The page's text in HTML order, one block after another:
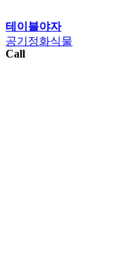
테이블야자
공기정화식물
Call